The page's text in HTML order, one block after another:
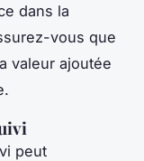
dans la
vous que
valeur ajoutée
peut